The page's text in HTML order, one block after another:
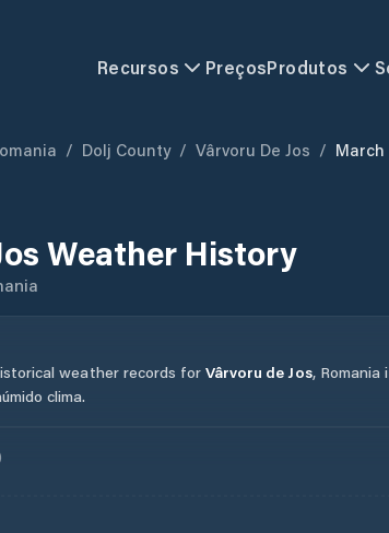
Recursos PreçosProdutos
/ Dolj County / Vârvoru De Jos / March
Weather History
weather records for Vârvoru de Jos, Romania
clima.